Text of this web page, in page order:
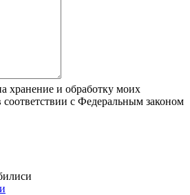
хранение и обработку моих
с Федеральным законом